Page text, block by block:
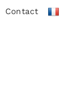
Contact